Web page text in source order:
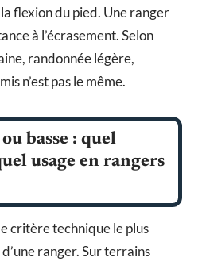
flexion du pied. Une ranger
à l’écrasement. Selon
randonnée légère,
n’est pas le même.
basse : quel
usage en rangers
critère technique le plus
ranger. Sur terrains